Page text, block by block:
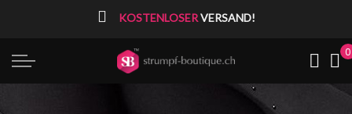
KOSTENLOSERVERSAND!
0